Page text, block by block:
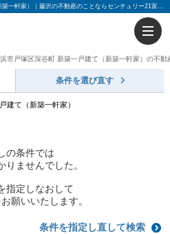
神奈川県 横浜市戸塚区深谷町 新築一戸建て（新築一軒家）｜藤沢の不動産のことならセンチュリー21富士ハウジング
市戸塚区深谷町 新築一戸建て（新築一軒家）の不動
条件を選び直す
建て（新築一軒家）
の条件では
りませんでした。
指定しなおして
願いいたします。
条件を指定し直して検索